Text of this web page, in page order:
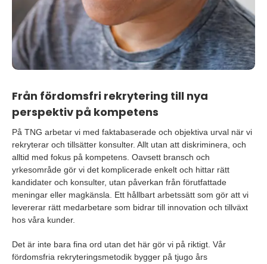
Från fördomsfri rekrytering till nya
perspektiv på kompetens
På TNG arbetar vi med faktabaserade och objektiva urval när vi
rekryterar och tillsätter konsulter. Allt utan att diskriminera, och
alltid med fokus på kompetens. Oavsett bransch och
yrkesområde gör vi det komplicerade enkelt och hittar rätt
kandidater och konsulter, utan påverkan från förutfattade
meningar eller magkänsla. Ett hållbart arbetssätt som gör att vi
levererar rätt medarbetare som bidrar till innovation och tillväxt
hos våra kunder.
Det är inte bara fina ord utan det här gör vi på riktigt. Vår
fördomsfria rekryteringsmetodik bygger på tjugo års